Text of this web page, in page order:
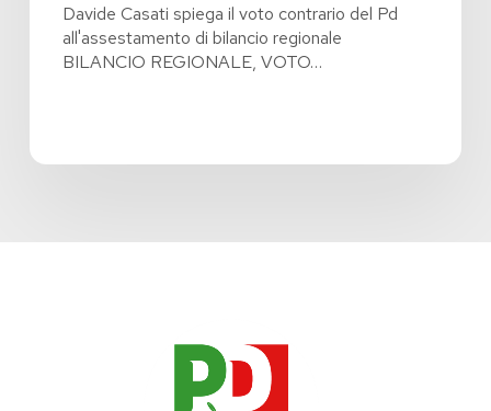
Davide Casati spiega il voto contrario del Pd
all'assestamento di bilancio regionale
BILANCIO REGIONALE, VOTO…